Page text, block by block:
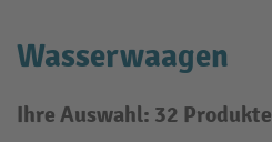
Wasserwaagen
Ihre Auswahl: 32 Produkte